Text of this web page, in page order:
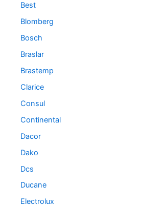
Best
Blomberg
Bosch
Braslar
Brastemp
Clarice
Consul
Continental
Dacor
Dako
Dcs
Ducane
Electrolux